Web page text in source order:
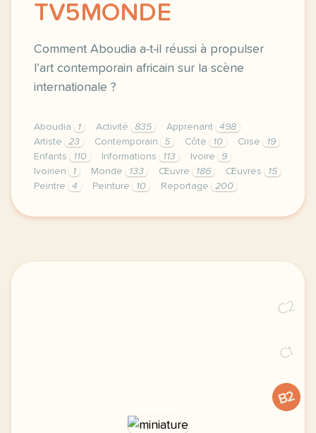
TV5MONDE
Comment Aboudia a-t-il réussi à propulser
l’art contemporain africain sur la scène
internationale ?
Aboudia 1 Activité 835 Apprenant
498
Artiste
23 Contemporain 5 Côte 10 Crise
19
Enfants
110 Informations 113 Ivoire
9
Ivoirien
1 Monde 133 Œuvre 186 Œuvres
15
Peintre
4 Peinture 10 Reportage 200
le respect de votre vie privee est une priorite
C2
C1
B2